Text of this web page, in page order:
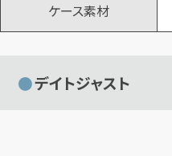
ケース素材
デイトジャスト